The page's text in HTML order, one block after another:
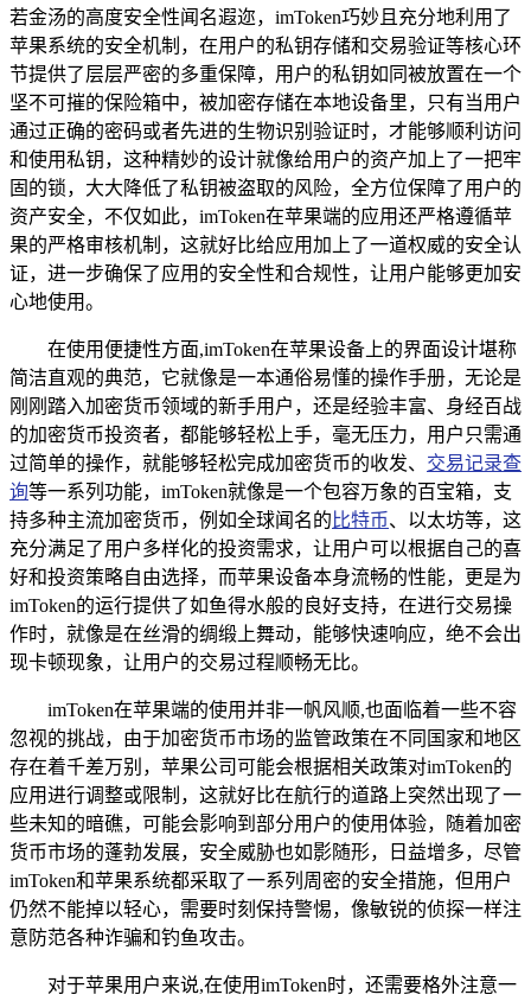
若金汤的高度安全性闻名遐迩，imToken巧妙且充分地利用了
苹果系统的安全机制，在用户的私钥存储和交易验证等核心环
节提供了层层严密的多重保障，用户的私钥如同被放置在一个
坚不可摧的保险箱中，被加密存储在本地设备里，只有当用户
通过正确的密码或者先进的生物识别验证时，才能够顺利访问
和使用私钥，这种精妙的设计就像给用户的资产加上了一把牢
固的锁，大大降低了私钥被盗取的风险，全方位保障了用户的
资产安全，不仅如此，imToken在苹果端的应用还严格遵循苹
果的严格审核机制，这就好比给应用加上了一道权威的安全认
证，进一步确保了应用的安全性和合规性，让用户能够更加安
心地使用。
在使用便捷性方面,imToken在苹果设备上的界面设计堪称
简洁直观的典范，它就像是一本通俗易懂的操作手册，无论是
刚刚踏入加密货币领域的新手用户，还是经验丰富、身经百战
的加密货币投资者，都能够轻松上手，毫无压力，用户只需通
过简单的操作，就能够轻松完成加密货币的收发、 交易记录查
询等一系列功能，imToken就像是一个包容万象的百宝箱，支
持多种主流加密货币，例如全球闻名的 比特币、以太坊等，这
充分满足了用户多样化的投资需求，让用户可以根据自己的喜
好和投资策略自由选择，而苹果设备本身流畅的性能，更是为
imToken的运行提供了如鱼得水般的良好支持，在进行交易操
作时，就像是在丝滑的绸缎上舞动，能够快速响应，绝不会出
现卡顿现象，让用户的交易过程顺畅无比。
imToken在苹果端的使用并非一帆风顺,也面临着一些不容
忽视的挑战，由于加密货币市场的监管政策在不同国家和地区
存在着千差万别，苹果公司可能会根据相关政策对imToken的
应用进行调整或限制，这就好比在航行的道路上突然出现了一
些未知的暗礁，可能会影响到部分用户的使用体验，随着加密
货币市场的蓬勃发展，安全威胁也如影随形，日益增多，尽管
imToken和苹果系统都采取了一系列周密的安全措施，但用户
仍然不能掉以轻心，需要时刻保持警惕，像敏锐的侦探一样注
意防范各种诈骗和钓鱼攻击。
对于苹果用户来说,在使用imToken时，还需要格外注意一